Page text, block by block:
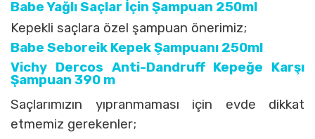
Babe Yağlı Saçlar İçin Şampuan 250ml
Kepekli saçlara özel şampuan önerimiz;
Babe Seboreik Kepek Şampuanı 250ml
Vichy Dercos Anti-Dandruff Kepeğe Karşı
Şampuan 390 m
Saçlarımızın yıpranmaması için evde dikkat
etmemiz gerekenler;